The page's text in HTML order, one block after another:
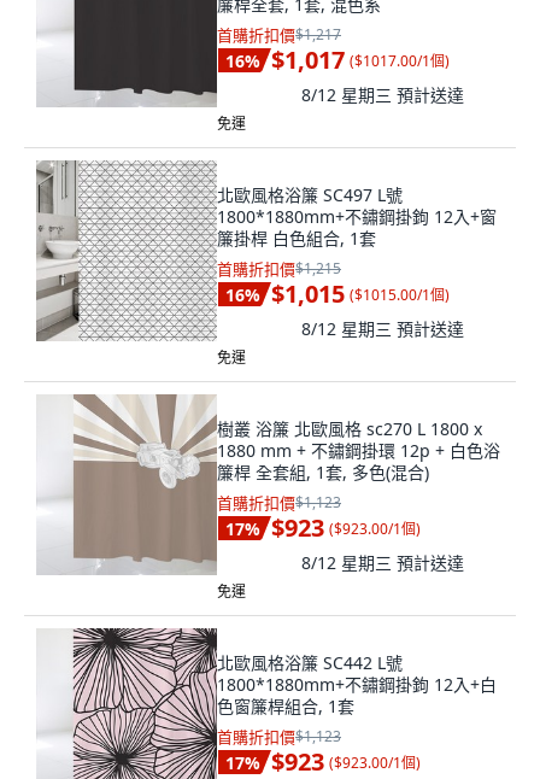
首購折扣價$1,217
16% $1,017 ($1017.00/1個)
8/12 星期三 預計送達
免運
北歐風格浴簾 SC497 L號
1800*1880mm+不鏽鋼掛鉤 12入+窗
簾掛桿 白色組合, 1套
首購折扣價$1,215
16% $1,015 ($1015.00/1個)
8/12 星期三 預計送達
免運
樹叢 浴簾 北歐風格 sc270 L 1800 x
1880 mm + 不鏽鋼掛環 12p + 白色浴
簾桿 全套組, 1套, 多色(混合)
首購折扣價$1,123
17% $923 ($923.00/1個)
8/12 星期三 預計送達
免運
北歐風格浴簾 SC442 L號
1800*1880mm+不鏽鋼掛鉤 12入+白
色窗簾桿組合, 1套
首購折扣價$1,123
17% $923 ($923.00/1個)